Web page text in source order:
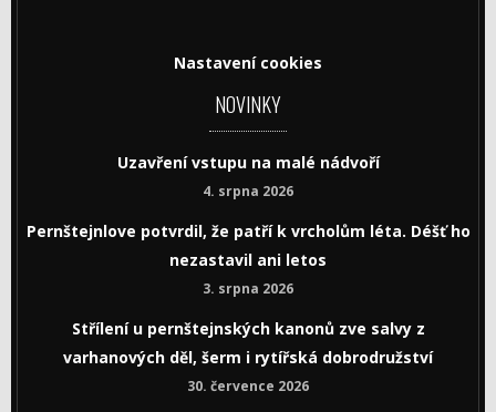
Nastavení cookies
NOVINKY
Uzavření vstupu na malé nádvoří
4. srpna 2026
Pernštejnlove potvrdil, že patří k vrcholům léta. Déšť ho
nezastavil ani letos
3. srpna 2026
Střílení u pernštejnských kanonů zve salvy z
varhanových děl, šerm i rytířská dobrodružství
30. července 2026